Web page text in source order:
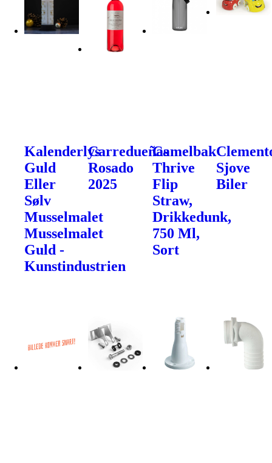
Kalenderlys
Guld
Eller
Sølv
Musselmalet
Musselmalet
Guld -
Kunstindustrien
Carredueñas
Rosado
2025
Camelbak
Thrive
Flip
Straw,
Drikkedunk,
750 Ml,
Sort
Sjove
Biler